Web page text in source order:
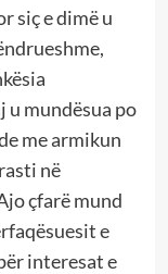
siç e dimë u
u mundësua po
me armikun
në
çfarë mund
e
interesat e